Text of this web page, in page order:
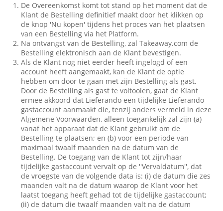
De Overeenkomst komt tot stand op het moment dat de
Klant de Bestelling definitief maakt door het klikken op
de knop 'Nu kopen' tijdens het proces van het plaatsen
van een Bestelling via het Platform.
Na ontvangst van de Bestelling, zal Takeaway.com de
Bestelling elektronisch aan de Klant bevestigen.
Als de Klant nog niet eerder heeft ingelogd of een
account heeft aangemaakt, kan de Klant de optie
hebben om door te gaan met zijn Bestelling als gast.
Door de Bestelling als gast te voltooien, gaat de Klant
ermee akkoord dat Lieferando een tijdelijke Lieferando
gastaccount aanmaakt die, tenzij anders vermeld in deze
Algemene Voorwaarden, alleen toegankelijk zal zijn (a)
vanaf het apparaat dat de Klant gebruikt om de
Bestelling te plaatsen; en (b) voor een periode van
maximaal twaalf maanden na de datum van de
Bestelling. De toegang van de Klant tot zijn/haar
tijdelijke gastaccount vervalt op de ''Vervaldatum'', dat
de vroegste van de volgende data is: (i) de datum die zes
maanden valt na de datum waarop de Klant voor het
laatst toegang heeft gehad tot de tijdelijke gastaccount;
(ii) de datum die twaalf maanden valt na de datum